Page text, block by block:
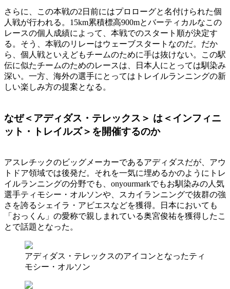
さらに、この本戦の2日前にはプロローグと名付けられた個
人戦が行われる。15km累積標高900mとバーティカルなこの
レースの個人成績によって、本戦でのスタート順が決定す
る。そう、本戦のリレーはウェーブスタートなのだ。だか
ら、個人戦といえどもチームのために手は抜けない。この駅
伝に似たチームのためのレースは、日本人にとっては馴染み
深い。一方、海外の選手にとってはトレイルランニングの新
しい楽しみ方の提案となる。
なぜ＜アディダス・テレックス＞ は＜インフィニ
ット・トレイルズ＞を開催するのか
アスレチックのビッグメーカーであるアディダスだが、アウ
トドア領域では後発だ。それを一気に埋めるかのようにトレ
イルランニングの分野でも、onyourmarkでもお馴染みの人気
選手ティモシー・オルソンや、スカイランニングで抜群の強
さを誇るシェイラ・アビエスなどを獲得。日本においても
「おっくん」の愛称で親しまれている奥宮俊祐を獲得したこ
とで話題となった。
アディダス・テレックスのアイコンとなったティ
モシー・オルソン